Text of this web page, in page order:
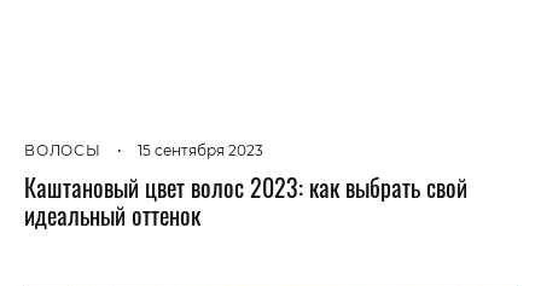
ВОЛОСЫ • 15 сентября 2023
Каштановый цвет волос 2023: как выбрать свой
идеальный оттенок